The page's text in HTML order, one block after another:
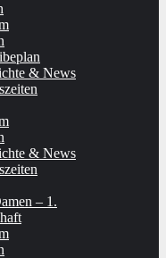
& News
& News
– 1.